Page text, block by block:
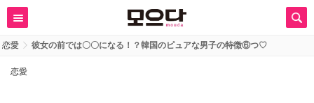
恋愛 彼女の前では〇〇になる！？韓国のピュアな男子の特徴⑥つ♡
恋愛